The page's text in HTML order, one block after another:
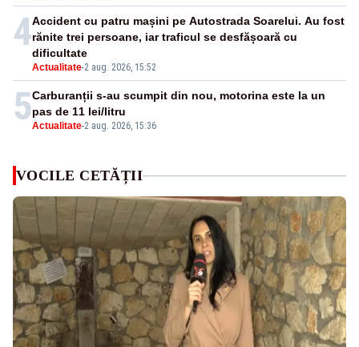
4
Actualitate-2 aug. 2026, 15:52
Accident cu patru mașini pe Autostrada Soarelui. Au fost
rănite trei persoane, iar traficul se desfășoară cu
dificultate
5Actualitate-2 aug. 2026, 15:36
Carburanții s-au scumpit din nou, motorina este la un
pas de 11 lei/litru
VOCILE CETĂȚII